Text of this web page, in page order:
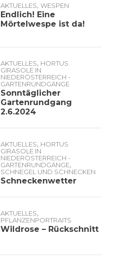
AKTUELLES, WESPEN
Endlich! Eine
Mörtelwespe ist da!
AKTUELLES, HORTUS
GIRASOLE IN
NIEDERÖSTERREICH -
GARTENRUNDGÄNGE
Sonntäglicher
Gartenrundgang
2.6.2024
AKTUELLES, HORTUS
GIRASOLE IN
NIEDERÖSTERREICH -
GARTENRUNDGÄNGE,
SCHNEGEL UND SCHNECKEN
Schneckenwetter
AKTUELLES,
PFLANZENPORTRAITS
Wildrose – Rückschnitt